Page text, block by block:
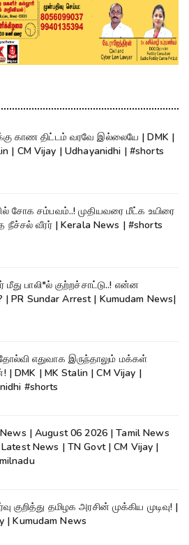
காண திட்டம் வரவே இல்லையே | DMK |
| CM Vijay | Udhayanidhi | #shorts
சோக சம்பவம்..! முதியவரை மீட்க உயிரை
நீச்சல் வீரர் | Kerala News | #shorts
மீது பாலி*ல் குற்றச்சாட்டு..! என்ன
| PR Sundar Arrest | Kumudam News|
எதுவாக இருந்தாலும் மக்கள்
| DMK | MK Stalin | CM Vijay |
#shorts
| August 06 2026 | Tamil News
News | TN Govt | CM Vijay |
குறித்து தமிழக அரசின் முக்கிய முடிவு! |
| Kumudam News